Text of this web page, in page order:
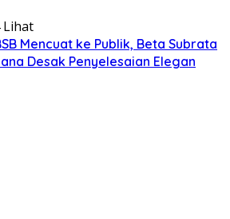
Lihat
Mencuat ke Publik, Beta Subrata
Desak Penyelesaian Elegan